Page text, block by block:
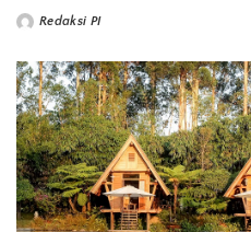
Redaksi PI